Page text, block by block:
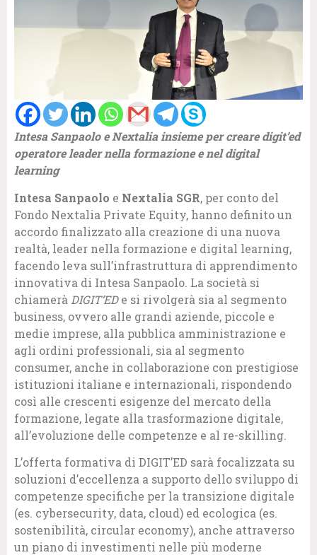
Intesa Sanpaolo e Nextalia insieme per creare digit’ed
operatore leader nella formazione e nel digital
learning
Intesa Sanpaolo e Nextalia SGR, per conto del
Fondo Nextalia Private Equity, hanno definito un
accordo finalizzato alla creazione di una nuova
realtà, leader nella formazione e digital learning,
facendo leva sull’infrastruttura di apprendimento
innovativa di Intesa Sanpaolo. La società si
chiamerà DIGIT’EDe si rivolgerà sia al segmento
business, ovvero alle grandi aziende, piccole e
medie imprese, alla pubblica amministrazione e
agli ordini professionali, sia al segmento
consumer, anche in collaborazione con prestigiose
istituzioni italiane e internazionali, rispondendo
così alle crescenti esigenze del mercato della
formazione, legate alla trasformazione digitale,
all’evoluzione delle competenze e al re-skilling.
L’offerta formativa di DIGIT’ED sarà focalizzata su
soluzioni d’eccellenza a supporto dello sviluppo di
competenze specifiche per la transizione digitale
(es. cybersecurity, data, cloud) ed ecologica (es.
sostenibilità, circular economy), anche attraverso
un piano di investimenti nelle più moderne